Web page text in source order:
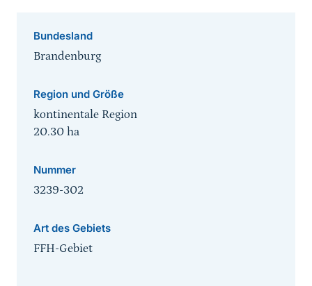
Bundesland
Brandenburg
Region und Größe
kontinentale Region
20.30 ha
Nummer
3239-302
Art des Gebiets
FFH-Gebiet